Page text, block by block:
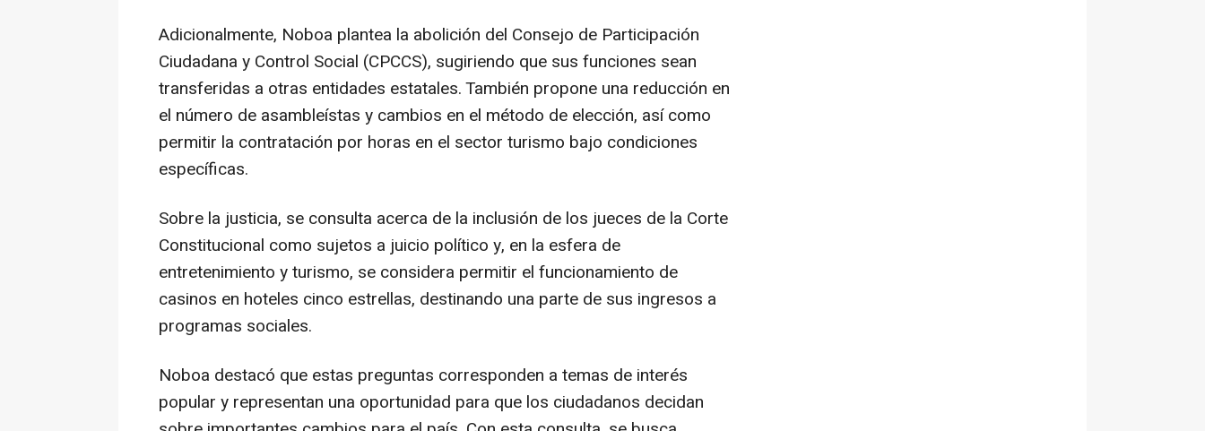
Adicionalmente, Noboa plantea la abolición del Consejo de Participación
Ciudadana y Control Social (CPCCS), sugiriendo que sus funciones sean
transferidas a otras entidades estatales. También propone una reducción en
el número de asambleístas y cambios en el método de elección, así como
permitir la contratación por horas en el sector turismo bajo condiciones
específicas.
Sobre la justicia, se consulta acerca de la inclusión de los jueces de la Corte
Constitucional como sujetos a juicio político y, en la esfera de
entretenimiento y turismo, se considera permitir el funcionamiento de
casinos en hoteles cinco estrellas, destinando una parte de sus ingresos a
programas sociales.
Noboa destacó que estas preguntas corresponden a temas de interés
popular y representan una oportunidad para que los ciudadanos decidan